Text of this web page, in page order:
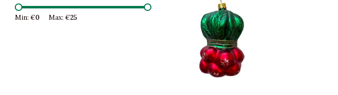
Min: €0 Max: €25